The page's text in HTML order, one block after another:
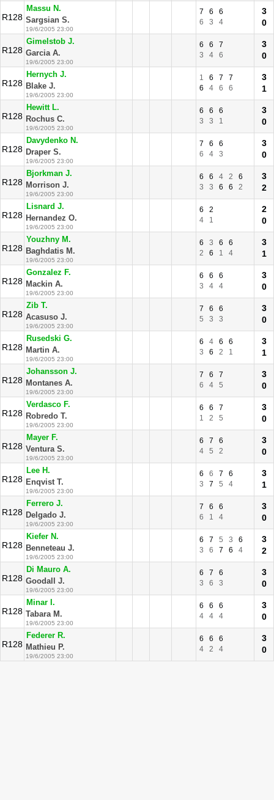
R128
Massu N.
Sargsian S.
19/6/2005 23:00
7 6
6
6
3 4
3
0
R128
Gimelstob J.
Garcia A.
19/6/2005 23:00
6 6
7
3
4 6
3
0
R128
Hernych J.
Blake J.
19/6/2005 23:00
1 6 7
7
6
4 6 6
3
1
R128
Hewitt L.
Rochus C.
19/6/2005 23:00
6 6
6
3
3 1
3
0
R128
Davydenko N.
Draper S.
19/6/2005 23:00
7 6
6
6
4 3
3
0
R128
Bjorkman J.
Morrison J.
19/6/2005 23:00
6 6 4 2
6
3
3 6 6 2
3
2
R128
Lisnard J.
Hernandez O.
19/6/2005 23:00
6
2
4
1
2
0
R128
Youzhny M.
Baghdatis M.
19/6/2005 23:00
6 3 6
6
2
6 1 4
3
1
R128
Gonzalez F.
Mackin A.
19/6/2005 23:00
6 6
6
3
4 4
3
0
R128
Zib T.
Acasuso J.
19/6/2005 23:00
7 6
6
5
3 3
3
0
R128
Rusedski G.
Martin A.
19/6/2005 23:00
6 4 6
6
3
6 2 1
3
1
R128
Johansson J.
Montanes A.
19/6/2005 23:00
7 6
7
6
4 5
3
0
R128
Verdasco F.
Robredo T.
19/6/2005 23:00
6 6
7
1
2 5
3
0
R128
Mayer F.
Ventura S.
19/6/2005 23:00
6 7
6
4
5 2
3
0
R128
Lee H.
Enqvist T.
19/6/2005 23:00
6 6 7
6
3
7 5 4
3
1
R128
Ferrero J.
Delgado J.
19/6/2005 23:00
7 6
6
6
1 4
3
0
R128
Kiefer N.
Benneteau J.
19/6/2005 23:00
6 7 5 3
6
3
6 7 6 4
3
2
R128
Di Mauro A.
Goodall J.
19/6/2005 23:00
6 7
6
3
6 3
3
0
R128
Minar I.
Tabara M.
19/6/2005 23:00
6 6
6
4
4 4
3
0
R128
Federer R.
Mathieu P.
19/6/2005 23:00
6 6
6
4
2 4
3
0